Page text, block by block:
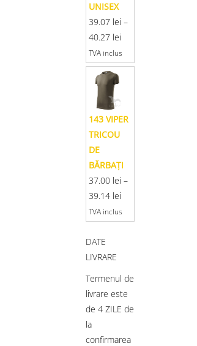
UNISEX
39.07 lei –
40.27 lei
TVA inclus
143 VIPER
TRICOU
DE
BĂRBAŢI
37.00 lei –
39.14 lei
TVA inclus
DATE
LIVRARE
Termenul de
livrare este
de 4 ZILE de
la
confirmarea